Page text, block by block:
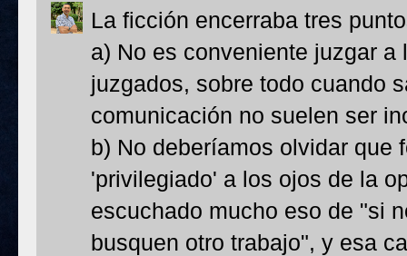
La ficción encerraba tres
a) No es conveniente juzgar
juzgados, sobre todo cuando
comunicación no suelen ser
b) No deberíamos olvidar que
'privilegiado' a los ojos de la
escuchado mucho eso de "si
busquen otro trabajo", y esa